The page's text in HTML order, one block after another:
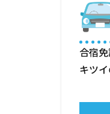
合宿
キツ